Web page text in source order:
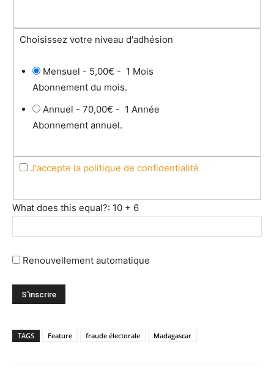
Choisissez votre niveau d'adhésion
Mensuel - 5,00€ - 1 Mois
Abonnement du mois.
Annuel -70,00€ - 1 Année
Abonnement annuel.
J'accepte la politique de confidentialité
What does this equal?: 10 + 6
Renouvellement automatique
TAGS Feature fraude électorale Madagascar